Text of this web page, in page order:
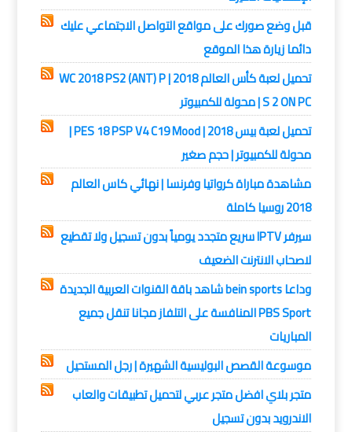
قبل وضع صورك على مواقع التواصل الاجتماعي عليك
دائما زيارة هذا الموقع
تحميل لعبة كأس العالم 2018 | WC 2018 PS2 (ANT) P
S 2 ON PC | محولة للكمبيوتر
تحميل لعبة بيس 2018 | PES 18 PSP V4 C19 Mood |
محولة للكمبيوتر | حجم صغير
مشاهدة مباراة كرواتيا وفرنسا | نهائي كاس العالم
2018 روسيا كاملة
سيرفر IPTV سريع متجدد يومياً بدون تسجيل ولا تقطيع
لاصحاب الانترنت الضعيف
وداعا bein sports شاهد باقة القنوات العربية الجديدة
PBS Sport المنافسة على التلفاز مجانا تنقل جميع
المباريات
موسوعة القصص البوليسية الشهيرة | رجل المستحيل
متجر بلاي افضل متجر عربي لتحميل تطبيقات والعاب
الاندرويد بدون تسجيل